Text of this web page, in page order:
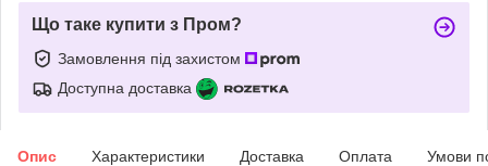
Що таке купити з Пром?
Замовлення під захистом
Доступна доставка
Опис Характеристики Доставка Оплата Умови